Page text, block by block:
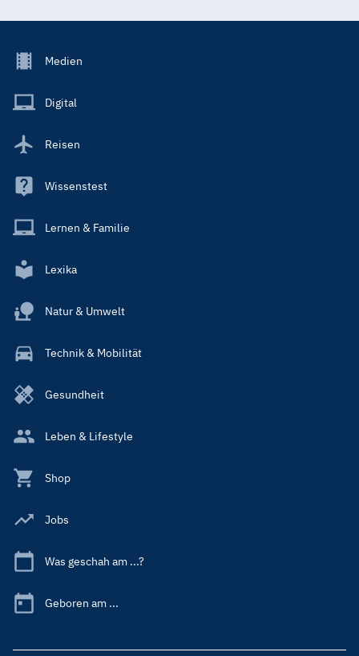
Footer
Main
Medien
Digital
Reisen
Wissenstest
Lernen & Familie
Lexika
Natur & Umwelt
Technik & Mobilität
Gesundheit
Leben & Lifestyle
Shop
Jobs
Was geschah am ...?
Geboren am ...